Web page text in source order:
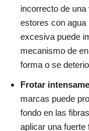
incorrecto de
estores con agua
excesiva puede
mecanismo de
forma o se
Frotar
marcas puede
fondo en las
aplicar una fuerte